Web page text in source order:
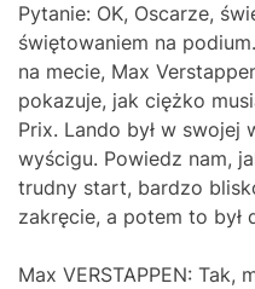
Pytanie: OK, Oscarze,
świętowaniem na
na mecie, Max
pokazuje, jak ciężko
Prix. Lando był w swojej
wyścigu. Powiedz nam,
trudny start, bardzo
zakręcie, a potem to był
Max VERSTAPPEN: Tak,